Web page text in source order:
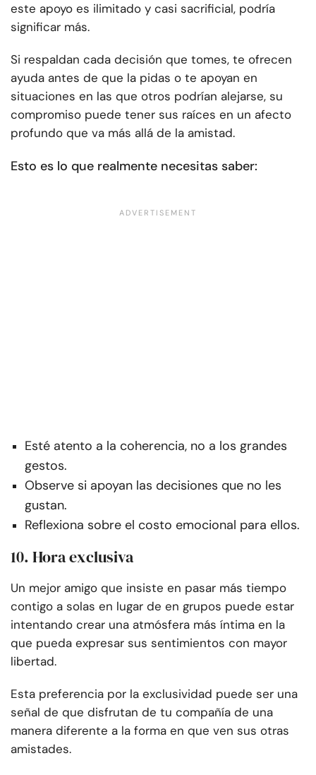
este apoyo es ilimitado y casi sacrificial, podría
significar más.
Si respaldan cada decisión que tomes, te ofrecen
ayuda antes de que la pidas o te apoyan en
situaciones en las que otros podrían alejarse, su
compromiso puede tener sus raíces en un afecto
profundo que va más allá de la amistad.
Esto es lo que realmente necesitas saber:
Esté atento a la coherencia, no a los grandes
gestos.
Observe si apoyan las decisiones que no les
gustan.
Reflexiona sobre el costo emocional para ellos.
10. Hora exclusiva
Un mejor amigo que insiste en pasar más tiempo
contigo a solas en lugar de en grupos puede estar
intentando crear una atmósfera más íntima en la
que pueda expresar sus sentimientos con mayor
libertad.
Esta preferencia por la exclusividad puede ser una
señal de que disfrutan de tu compañía de una
manera diferente a la forma en que ven sus otras
amistades.